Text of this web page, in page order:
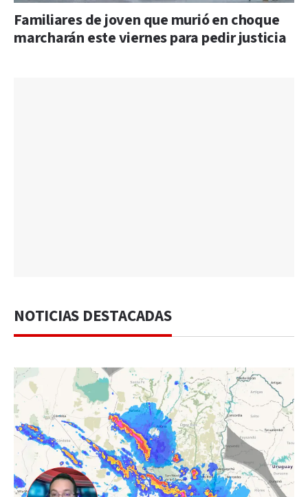
Familiares de joven que murió en choque
marcharán este viernes para pedir justicia
NOTICIAS DESTACADAS